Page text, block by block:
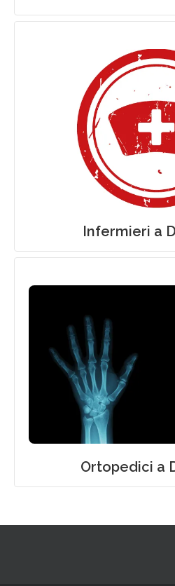
Infermieri a
Assistenza
Ortopedici a
Visita